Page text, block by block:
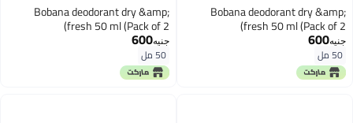
Bobana deodorant dry &amp;
fresh 50 ml (Pack of 2)
جنيه600
50 مل
Bobana deodorant dry &amp;
fresh 50 ml (Pack of 2)
جنيه600
50 مل